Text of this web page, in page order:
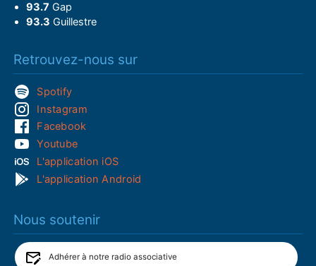
93.7 Gap
93.3 Guillestre
Retrouvez-nous sur
Spotify
Instagram
Facebook
Youtube
L'application iOS
L'application Android
Nous soutenir
Adhérer à notre radio associative